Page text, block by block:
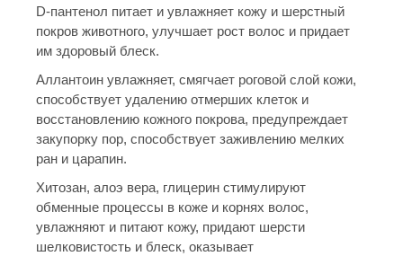
D-пантенол питает и увлажняет кожу и шерстный
покров животного, улучшает рост волос и придает
им здоровый блеск.
Аллантоин увлажняет, смягчает роговой слой кожи,
способствует удалению отмерших клеток и
восстановлению кожного покрова, предупреждает
закупорку пор, способствует заживлению мелких
ран и царапин.
Хитозан, алоэ вера, глицерин стимулируют
обменные процессы в коже и корнях волос,
увлажняют и питают кожу, придают шерсти
шелковистость и блеск, оказывает